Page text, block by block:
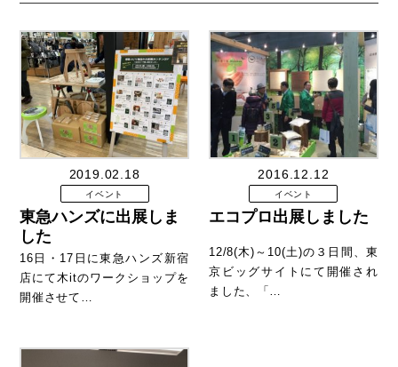
2019.02.18
イベント
東急ハンズに出展しま
した
16日・17日に東急ハンズ新宿
店にて木itのワークショップを
開催させて…
2016.12.12
イベント
エコプロ出展しました
12/8(木)～10(土)の３日間、東
京ビッグサイトにて開催され
ました、「…